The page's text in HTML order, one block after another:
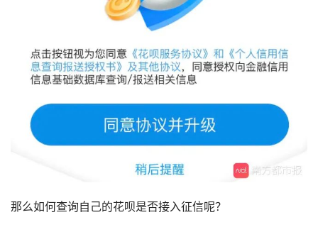
那么如何查询自己的花呗是否接入征信呢？